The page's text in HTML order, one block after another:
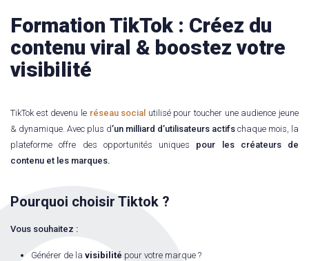
Formation TikTok : Créez du
contenu viral & boostez votre
visibilité
TikTok est devenu le réseau social utilisé pour toucher une audience jeune
& dynamique. Avec plus d’un milliard d’utilisateurs actifs chaque mois, la
plateforme offre des opportunités uniques pour les créateurs de
contenu et les marques.
Pourquoi choisir Tiktok ?
Vous souhaitez :
Générer de la visibilité pour votre marque ?